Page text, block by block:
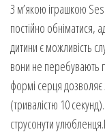
З м’якою іграшкою
постійно обніматися,
дитини є можливість
вони не перебувають
формі серця дозволяє
(тривалістю 10
струсонути